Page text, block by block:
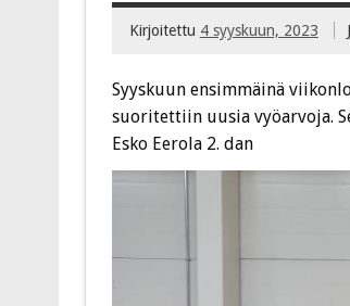
Kirjoitettu 4 syyskuun, 2023
Syyskuun ensimmäinä
suoritettiin uusia vyöarvoja.
Esko Eerola 2. dan